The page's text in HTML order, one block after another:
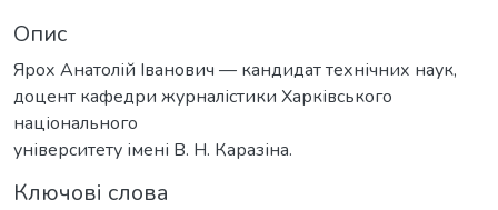
Опис
Ярох Анатолій Іванович — кандидат технічних наук,
доцент кафедри журналістики Харківського
національного
університету імені В. Н. Каразіна.
Ключові слова